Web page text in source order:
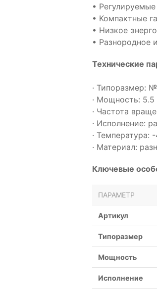
•
• Компактные
• Низкое
• Разнородное
Технические
· Типоразмер: №
· Мощность: 5.5
· Частота
· Исполнение:
· Температура:
· Материал:
Ключевые
ПАРАМЕТР
Артикул
Типоразмер
Мощность
Исполнение